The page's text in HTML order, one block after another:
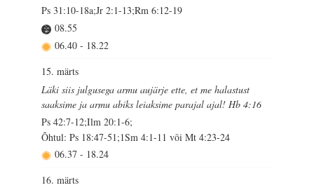
Ps 31:10-18a;Jr 2:1-13;Rm 6:12-19
08.55
06.40 - 18.22
15. märts
Läki siis julgusega armu aujärje ette, et me halastust
saaksime ja armu abiks leiaksime parajal ajal! Hb 4:16
Ps 42:7-12;Ilm 20:1-6;
Õhtul: Ps 18:47-51;1Sm 4:1-11 või Mt 4:23-24
06.37 - 18.24
16. märts